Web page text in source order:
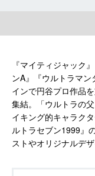
『マイティジャック
ンA』『ウルトラマ
インで円谷プロ作品
集結。「ウルトラの
イキング的キャラク
ルトラセブン1999』
ストやオリジナルデ